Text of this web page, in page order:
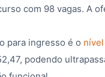
com 98 vagas. A
para ingresso é o
podendo